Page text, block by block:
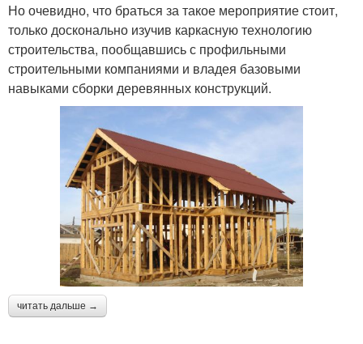
Но очевидно, что браться за такое мероприятие стоит,
только досконально изучив каркасную технологию
строительства, пообщавшись с профильными
строительными компаниями и владея базовыми
навыками сборки деревянных конструкций.
читать дальше →